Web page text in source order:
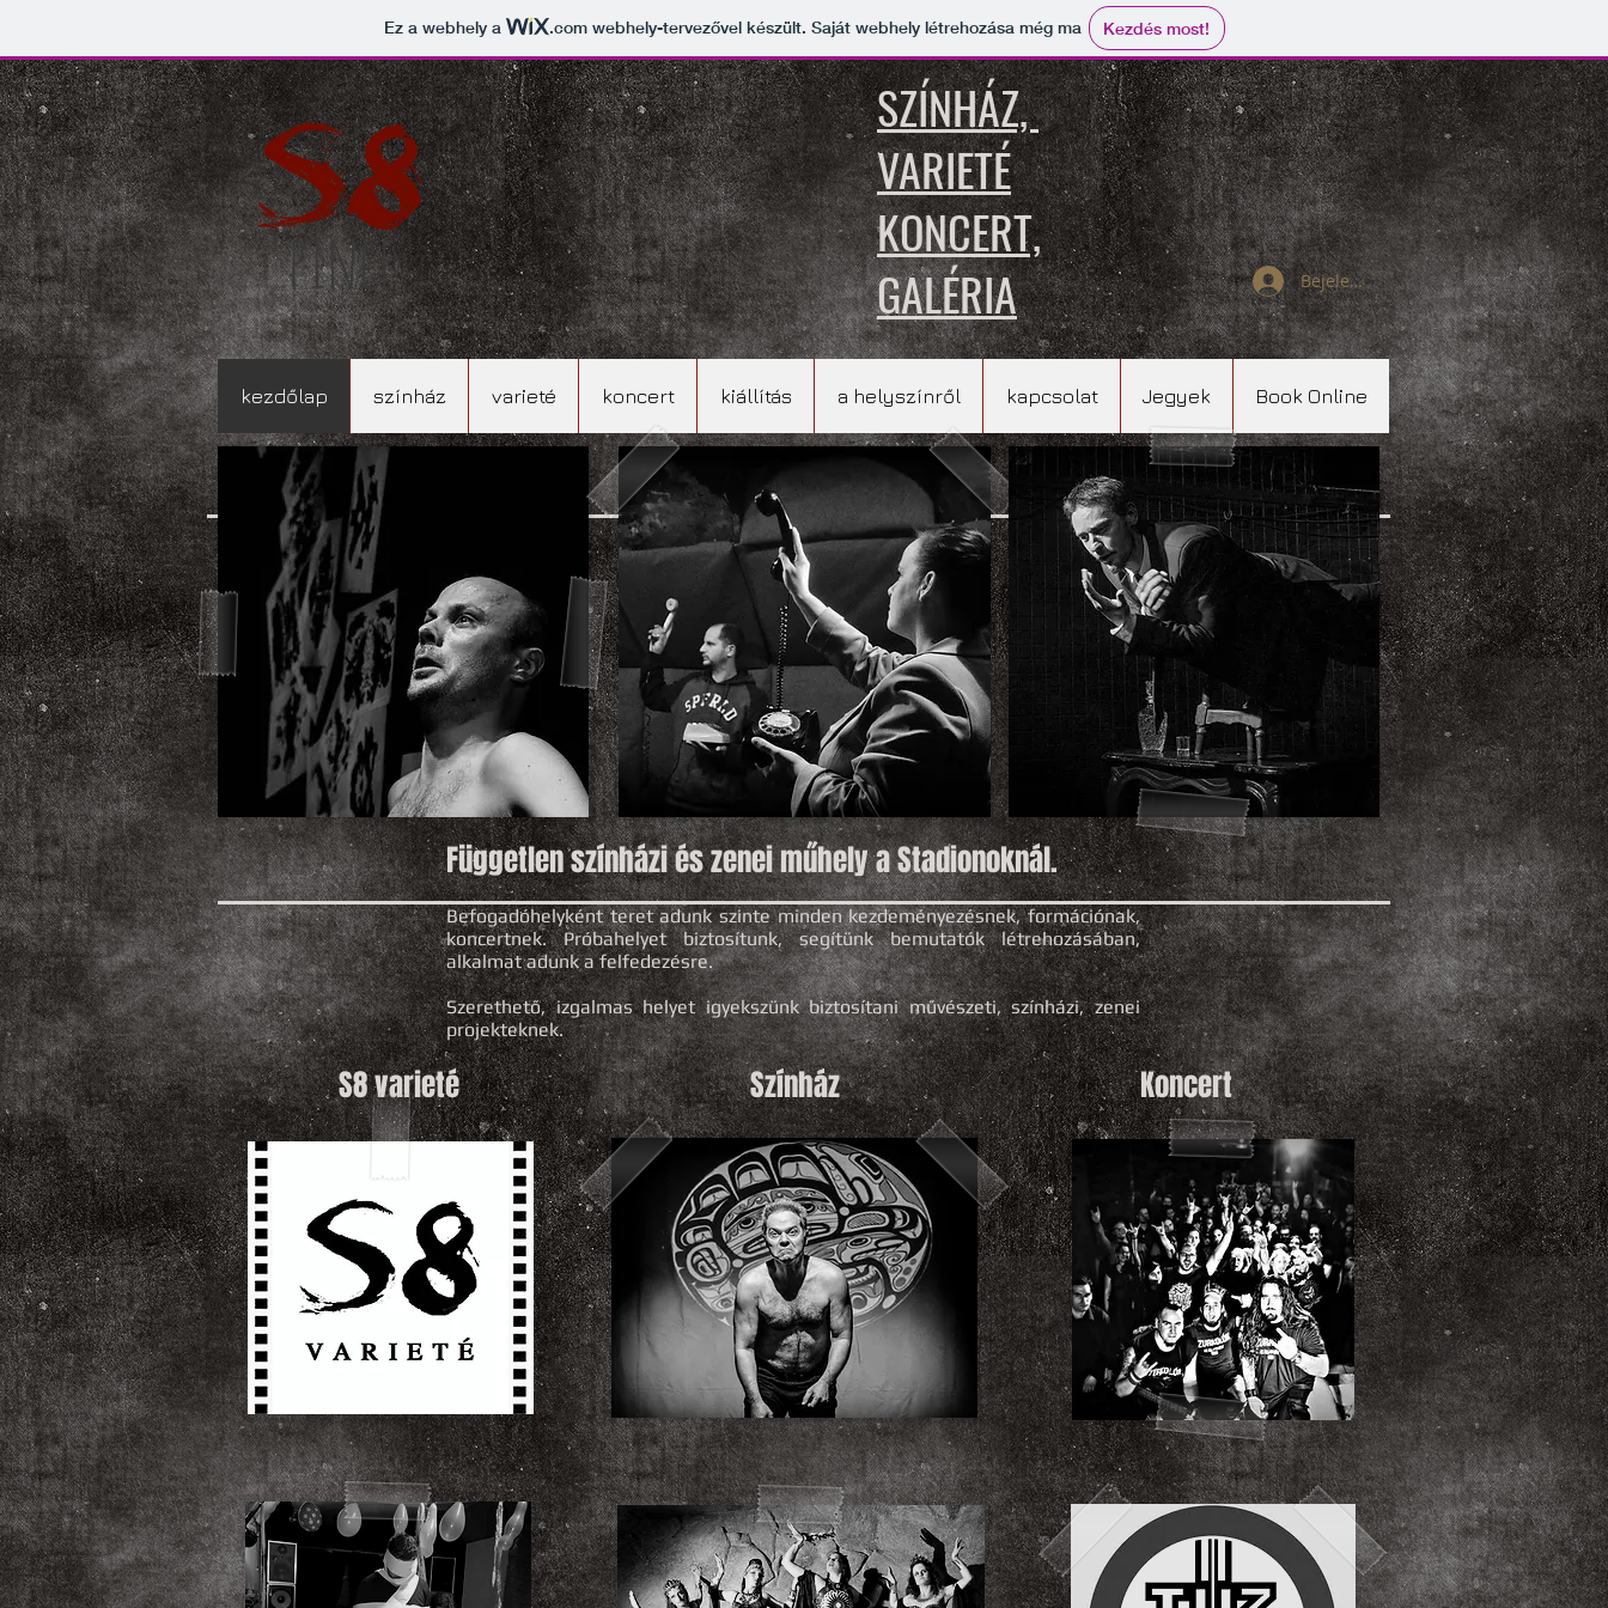
Ez a webhely a .comwebhely-tervezővel készült. Saját webhely létrehozása még ma Kezdés most!
SZÍNHÁZ,
VARIETÉ
KONCERT,
GALÉRIA
Bejelentkezés
kezdőlap színház varieté koncert kiállítás a helyszínről kapcsolat Jegyek Book Online
Független színházi és zenei műhely a Stadionoknál.
Befogadóhelyként teret adunk szinte minden kezdeményezésnek, formációnak,
koncertnek. Próbahelyet biztosítunk, segítünk bemutatók létrehozásában,
alkalmat adunk a felfedezésre.
Szerethető, izgalmas helyet igyekszünk biztosítani művészeti, színházi, zenei
projekteknek.
S8 varieté Színház Koncert